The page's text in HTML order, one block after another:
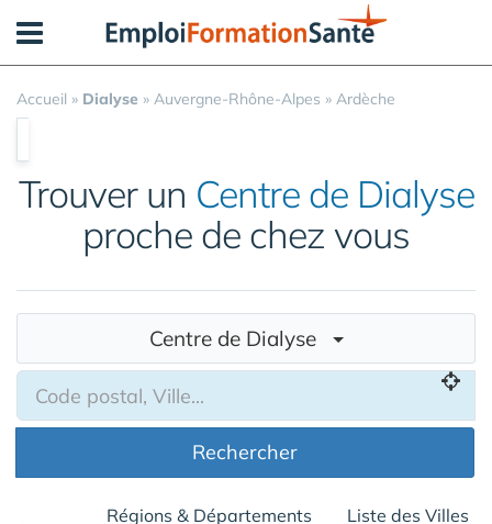
Accueil » Dialyse » Auvergne-Rhône-Alpes » Ardèche
Trouver un Centre de Dialyse
proche de chez vous
Centre de Dialyse
Rechercher
Régions & Départements Liste des Villes